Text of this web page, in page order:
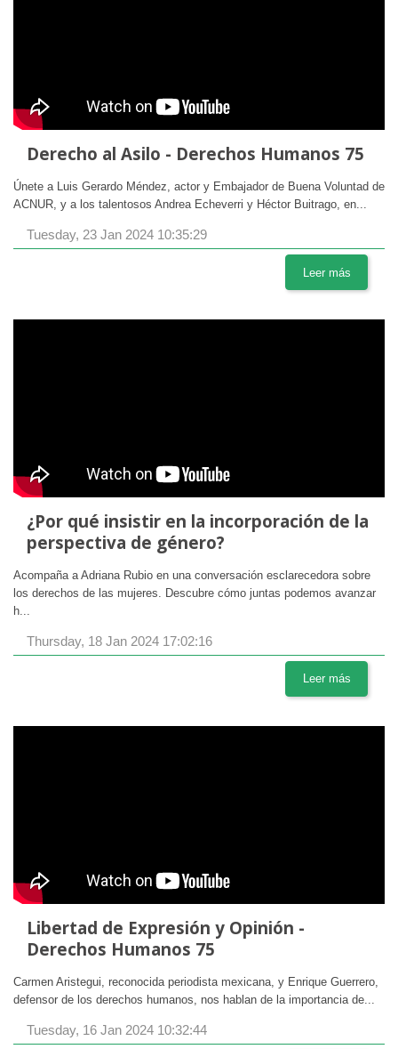
Derecho al Asilo - Derechos Humanos 75
Únete a Luis Gerardo Méndez, actor y Embajador de Buena Voluntad de
ACNUR, y a los talentosos Andrea Echeverri y Héctor Buitrago, en...
Tuesday, 23 Jan 2024 10:35:29
Leer más
¿Por qué insistir en la incorporación de la
perspectiva de género?
Acompaña a Adriana Rubio en una conversación esclarecedora sobre
los derechos de las mujeres. Descubre cómo juntas podemos avanzar
h...
Thursday, 18 Jan 2024 17:02:16
Leer más
Libertad de Expresión y Opinión -
Derechos Humanos 75
Carmen Aristegui, reconocida periodista mexicana, y Enrique Guerrero,
defensor de los derechos humanos, nos hablan de la importancia de...
Tuesday, 16 Jan 2024 10:32:44